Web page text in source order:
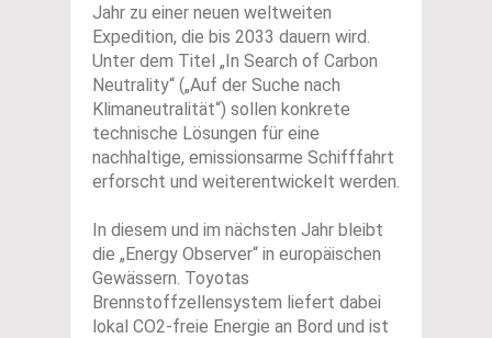
Jahr zu einer neuen weltweiten
Expedition, die bis 2033 dauern wird.
Unter dem Titel „In Search of Carbon
Neutrality“ („Auf der Suche nach
Klimaneutralität“) sollen konkrete
technische Lösungen für eine
nachhaltige, emissionsarme Schifffahrt
erforscht und weiterentwickelt werden.
In diesem und im nächsten Jahr bleibt
die „Energy Observer“ in europäischen
Gewässern. Toyotas
Brennstoffzellensystem liefert dabei
lokal CO2-freie Energie an Bord und ist